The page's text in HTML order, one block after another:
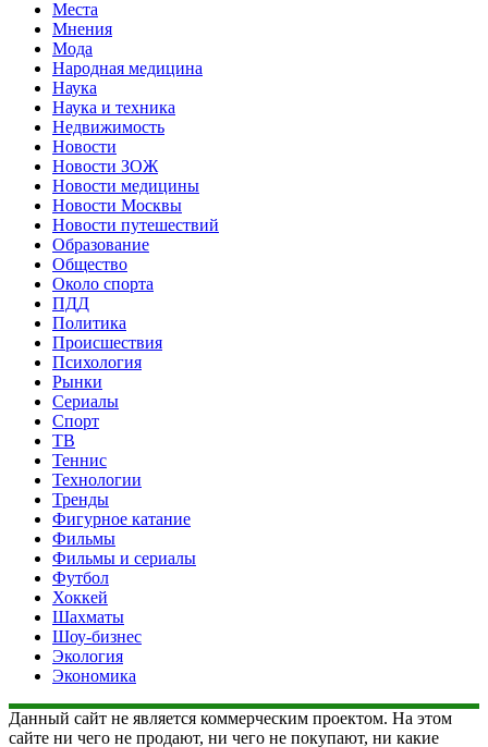
Места
Мнения
Мода
Народная медицина
Наука
Наука и техника
Недвижимость
Новости
Новости ЗОЖ
Новости медицины
Новости Москвы
Новости путешествий
Образование
Общество
Около спорта
ПДД
Политика
Происшествия
Психология
Рынки
Сериалы
Спорт
ТВ
Теннис
Технологии
Тренды
Фигурное катание
Фильмы
Фильмы и сериалы
Футбол
Хоккей
Шахматы
Шоу-бизнес
Экология
Экономика
Данный сайт не является коммерческим проектом. На этом
сайте ни чего не продают, ни чего не покупают, ни какие